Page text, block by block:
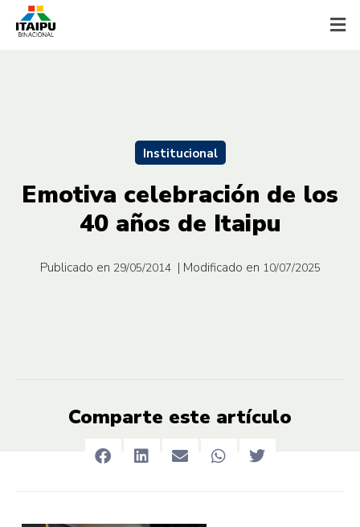
Institucional
Emotiva celebración de los
40 años de Itaipu
Publicado en 29/05/2014 | Modificado en 10/07/2025
Comparte este artículo